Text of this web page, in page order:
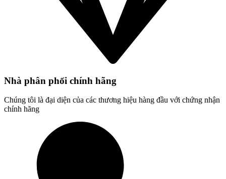
Nhà phân phối chính hãng
Chúng tôi là đại diện của các thương hiệu hàng đầu với chứng nhận
chính hãng